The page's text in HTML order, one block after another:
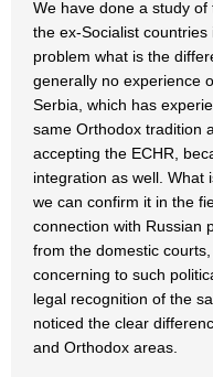
We have done a study
the ex-Socialist
problem what is the
generally no experience
Serbia, which has
same Orthodox tradition
accepting the ECHR,
integration as well. What
we can confirm it in the
connection with Russian
from the domestic
concerning to such
legal recognition of the
noticed the clear
and Orthodox areas.